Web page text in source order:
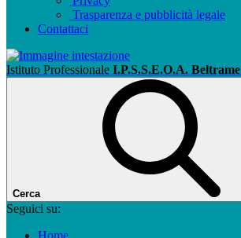
Trasparenza e pubblicità legale
Contattaci
Istituto Professionale I.P.S.S.E.O.A. Beltrame
Cerca
Seguici su:
Home